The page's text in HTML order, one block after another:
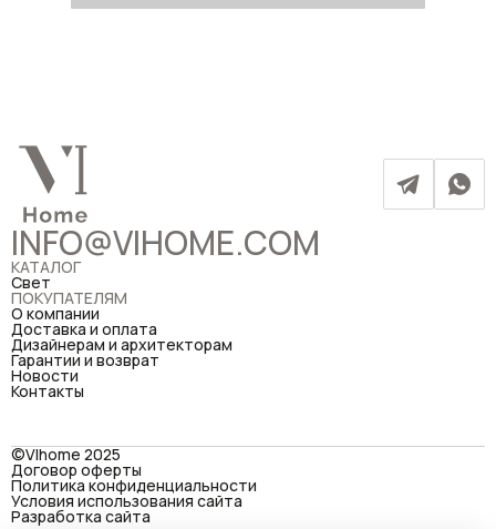
INFO@VIHOME.COM
КАТАЛОГ
Свет
ПОКУПАТЕЛЯМ
О компании
Доставка и оплата
Дизайнерам и архитекторам
Гарантии и возврат
Новости
Контакты
©VIhome 2025
Договор оферты
Политика конфиденциальности
Условия использования сайта
Разработка сайта